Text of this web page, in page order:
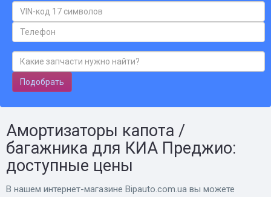
Подобрать
Амортизаторы капота /
багажника для КИА Преджио:
доступные цены
В нашем интернет-магазине Bіpauto.com.ua вы можете